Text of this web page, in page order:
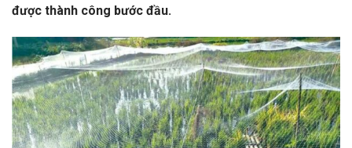
được thành công bước đầu.